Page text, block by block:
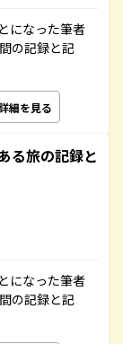
になった筆者
の記録と記
細を見る
る旅の記録と
になった筆者
の記録と記